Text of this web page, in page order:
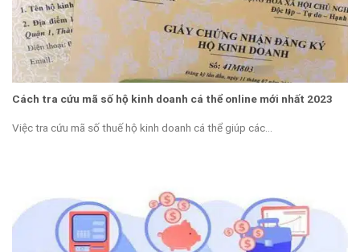
Cách tra cứu mã số hộ kinh doanh cá thể online mới nhất 2023
Việc tra cứu mã số thuế hộ kinh doanh cá thể giúp các...